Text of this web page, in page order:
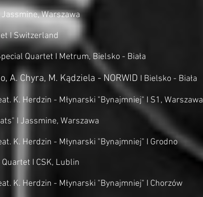
Warszawa
I Switzerland
Quartet I Metrum, Bielsko - Biała
A. Chyra, M. Kądziela - NORWID I Bielsko - Biała
K. Herdzin - Młynarski "Bynajmniej" I S1, Warszawa
I Jassmine, Warszawa
K. Herdzin - Młynarski "Bynajmniej" I Grodno
I CSK, Lublin
K. Herdzin - Młynarski "Bynajmniej" I Chorzów